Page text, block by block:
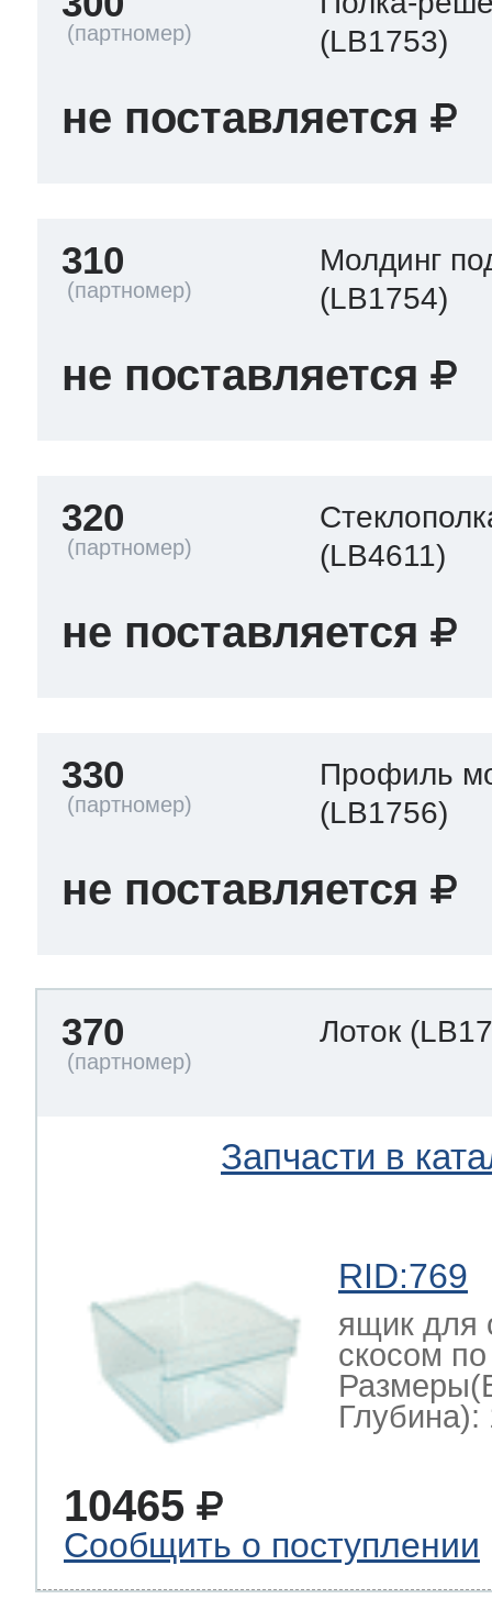
(LB1753)
не поставляется
310
Молдинг
(LB1754)
не поставляется
320
(LB4611)
не поставляется
330
Профиль
(LB1756)
не поставляется
370 Лоток
Запчасти в
RID:769
ящик для
скосом
Глубина):
10465
Сообщить о поступлении